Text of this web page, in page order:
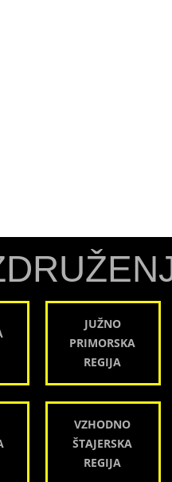
JUŽNO
PRIMORSKA
REGIJA
VZHODNO
ŠTAJERSKA
REGIJA